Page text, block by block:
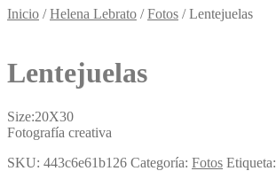
Inicio /Helena Lebrato /Fotos /Lentejuelas
Lentejuelas
Size:20X30
Fotografía creativa
SKU: 443c6e61b126 Categoría: Fotos Etiqueta: